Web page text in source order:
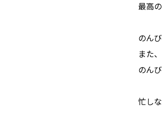
最高
のん
また
のん
忙し